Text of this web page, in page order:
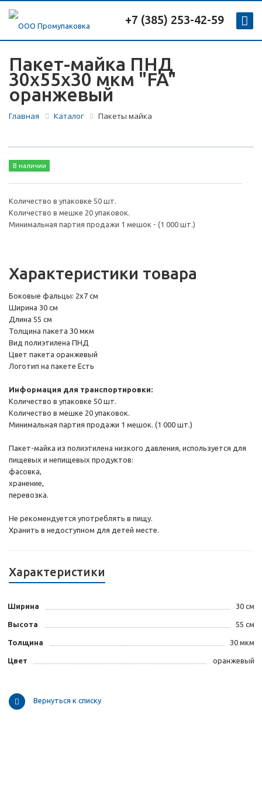
+7 (385) 253-42-59
Пакет-майка ПНД
30х55х30 мкм "FA"
оранжевый
Главная Каталог Пакеты майка
В наличии
Количество в упаковке 50 шт.
Количество в мешке 20 упаковок.
Минимальная партия продажи 1 мешок - (1 000 шт.)
Характеристики товара
Боковые фальцы: 2х7 см
Ширина 30 см
Длина 55 см
Толщина пакета 30 мкм
Вид полиэтилена ПНД
Цвет пакета оранжевый
Логотип на пакете Есть
Информация для транспортировки:
Количество в упаковке 50 шт.
Количество в мешке 20 упаковок.
Минимальная партия продажи 1 мешок. (1 000 шт.)
Пакет-майка из полиэтилена низкого давления, используется для
пищевых и непищевых продуктов:
фасовка,
хранение,
перевозка.
Не рекомендуется употреблять в пищу.
Хранить в недоступном для детей месте.
Характеристики
Ширина 30 см
Высота 55 см
Толщина 30 мкм
Цвет оранжевый
Вернуться к списку